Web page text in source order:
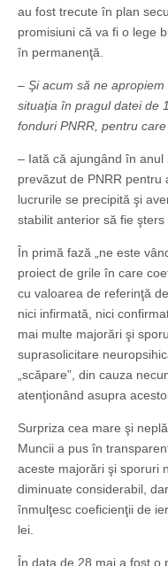
au fost trecute în plan
promisiuni că va fi o lege
în permanenţă.
– Şi acum să ne
situaţia în pragul datei de
fonduri PNRR, pentru
– Iată că ajungând în
prevăzut de PNRR
lucrurile se precipită şi
stabilit anterior să fie şters
În primă fază „ne este
proiect de grile în care
cu valoarea de referinţă
nici infirmată, nici
mai multe majorări şi
suprasolicitare
„scăpare”, din cauza
atenţionând asupra
Surpriza cea mare şi
Muncii a pus în
aceste majorări şi sporuri
diminuate considerabil,
înmulţesc coeficienţii de
lei.
În data de 28 mai a fost o